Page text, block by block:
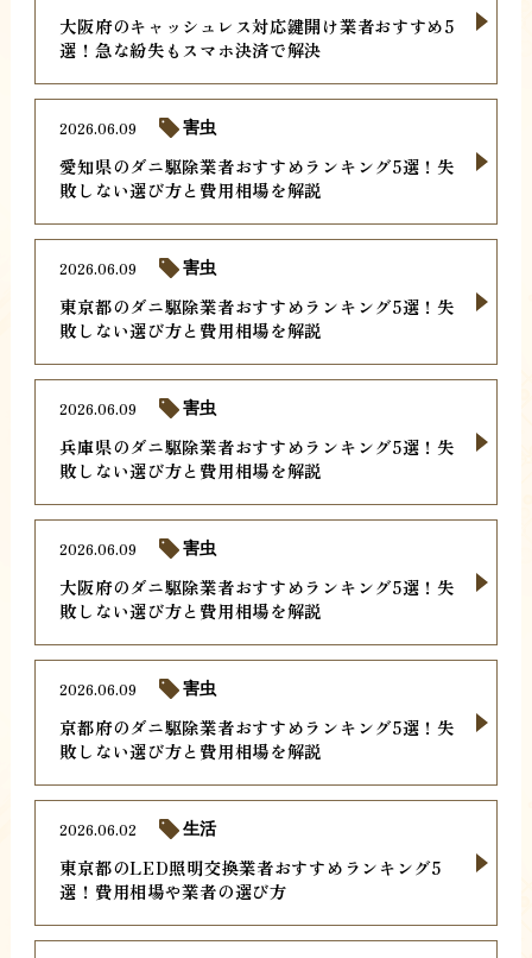
大阪府のキャッシュレス対応鍵開け業者おすすめ5
選！急な紛失もスマホ決済で解決
愛知県のダニ駆除業者おすすめランキング5選！失
敗しない選び方と費用相場を解説
2026.06.09 害虫
東京都のダニ駆除業者おすすめランキング5選！失
敗しない選び方と費用相場を解説
2026.06.09 害虫
兵庫県のダニ駆除業者おすすめランキング5選！失
敗しない選び方と費用相場を解説
2026.06.09 害虫
大阪府のダニ駆除業者おすすめランキング5選！失
敗しない選び方と費用相場を解説
2026.06.09 害虫
京都府のダニ駆除業者おすすめランキング5選！失
敗しない選び方と費用相場を解説
2026.06.09 害虫
東京都のLED照明交換業者おすすめランキング5
選！費用相場や業者の選び方
2026.06.02 生活